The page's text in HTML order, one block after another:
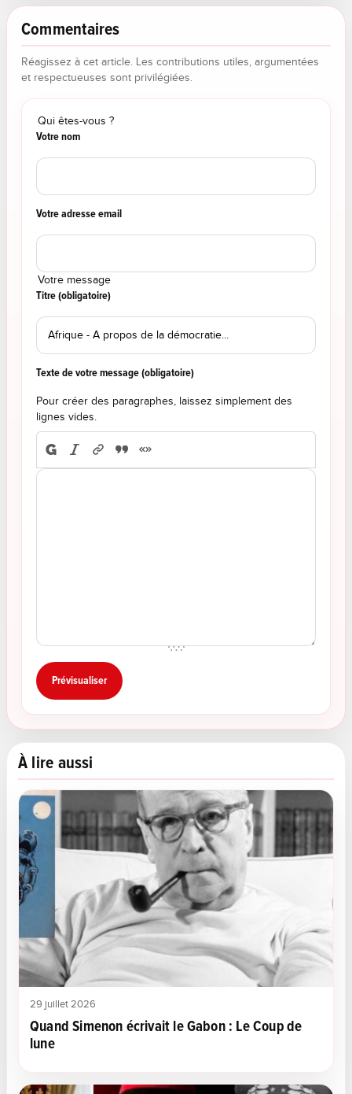
Commentaires
Réagissez à cet article. Les contributions utiles, argumentées
et respectueuses sont privilégiées.
Qui êtes-vous ?
Votre nom
Votre adresse email
Votre message
Titre (obligatoire)
Texte de votre message (obligatoire)
Pour créer des paragraphes, laissez simplement des
lignes vides.
À lire aussi
29 juillet 2026
Quand Simenon écrivait le Gabon : Le Coup de
lune